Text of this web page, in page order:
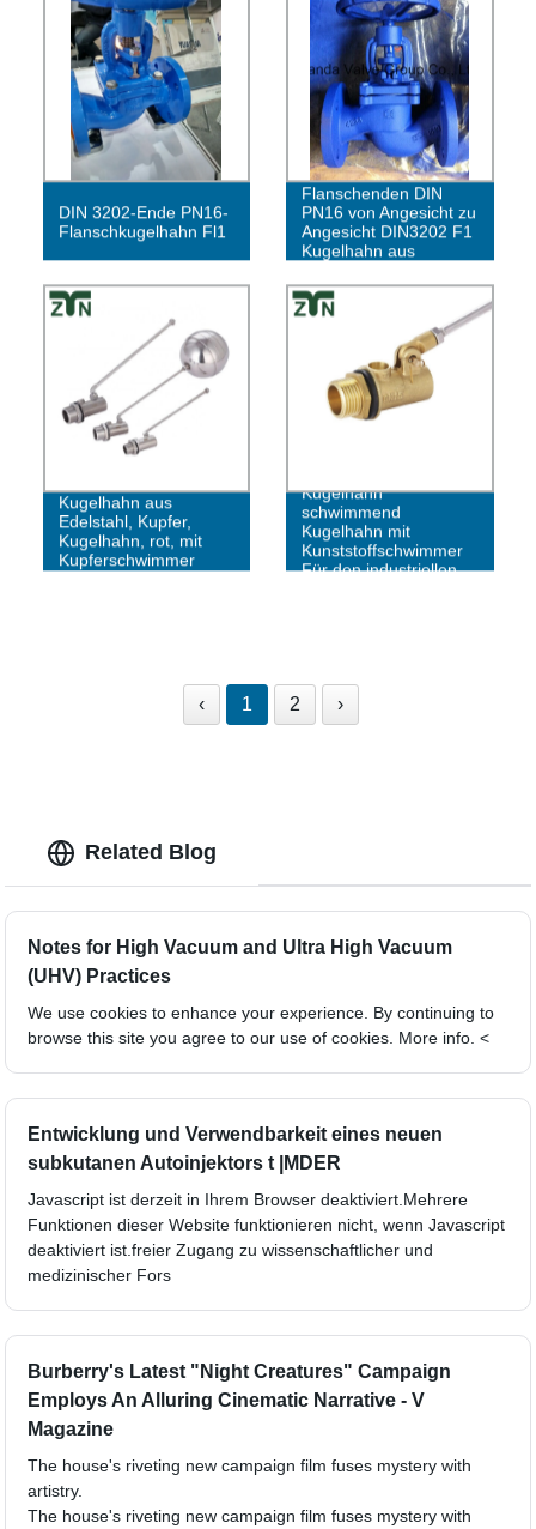
DIN 3202-Ende PN16-
Flanschkugelhahn Fl1
Industrielle
Flanschenden DIN
PN16 von Angesicht zu
Angesicht DIN3202 F1
Kugelhahn aus
Kugelhahn aus
Edelstahl, Kupfer,
Kugelhahn, rot, mit
Kupferschwimmer
Kugelhahn
schwimmend
Kugelhahn mit
Kunststoffschwimmer
Für den industriellen
‹ 1 2 ›
Related Blog
Notes for High Vacuum and Ultra High Vacuum
(UHV) Practices
We use cookies to enhance your experience. By continuing to
browse this site you agree to our use of cookies. More info. <
Entwicklung und Verwendbarkeit eines neuen
subkutanen Autoinjektors t |MDER
Javascript ist derzeit in Ihrem Browser deaktiviert.Mehrere
Funktionen dieser Website funktionieren nicht, wenn Javascript
deaktiviert ist.freier Zugang zu wissenschaftlicher und
medizinischer Fors
Burberry's Latest "Night Creatures" Campaign
Employs An Alluring Cinematic Narrative - V
Magazine
The house's riveting new campaign film fuses mystery with
artistry.
The house's riveting new campaign film fuses mystery with